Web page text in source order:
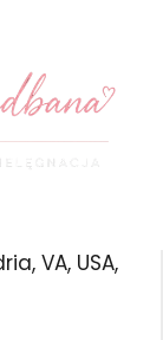
VA, USA,